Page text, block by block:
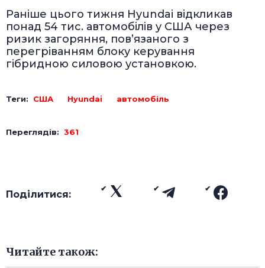
Раніше цього тижня Hyundai відкликав
понад 54 тис. автомобілів у США через
ризик загоряння, пов’язаного з
перегріванням блоку керування
гібридною силовою установкою.
Теги: США Hyundai автомобіль
Переглядів: 361
Поділитися:
Читайте також: